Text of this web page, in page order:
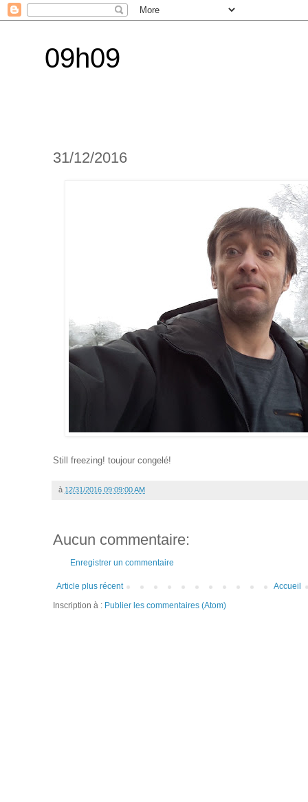
09h09
31/12/2016
Still freezing! toujour congelé!
à 12/31/2016 09:09:00 AM
Aucun commentaire:
Enregistrer un commentaire
Article plus récent
Accueil
Inscription à : Publier les commentaires (Atom)